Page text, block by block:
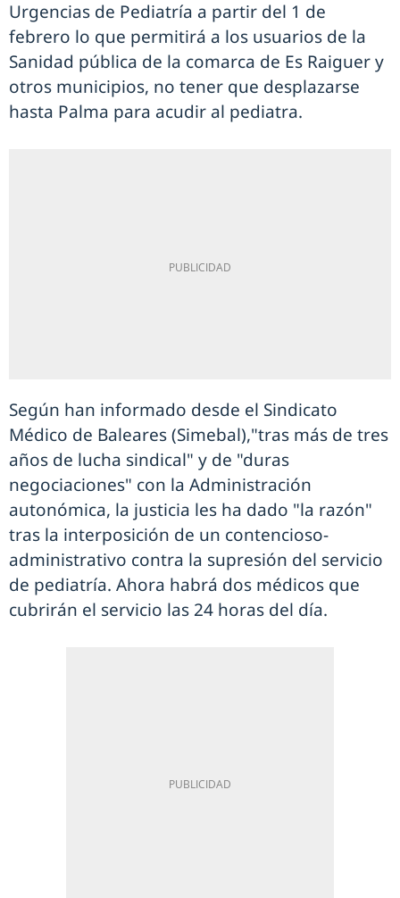
Urgencias de Pediatría a partir del 1 de
febrero lo que permitirá a los usuarios de la
Sanidad pública de la comarca de Es Raiguer y
otros municipios, no tener que desplazarse
hasta Palma para acudir al pediatra.
Según han informado desde el Sindicato
Médico de Baleares (Simebal),"tras más de tres
años de lucha sindical" y de "duras
negociaciones" con la Administración
autonómica, la justicia les ha dado "la razón"
tras la interposición de un contencioso-
administrativo contra la supresión del servicio
de pediatría. Ahora habrá dos médicos que
cubrirán el servicio las 24 horas del día.